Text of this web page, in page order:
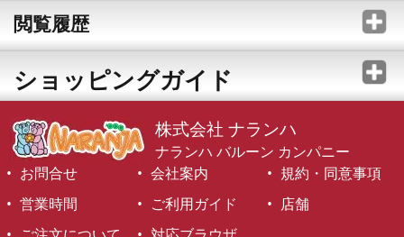
閲覧履歴
ショッピングガイド
株式会社 ナランハ
ナランハ バルーン カンパニー
お問合せ
会社案内
規約・同意事項
営業時間
ご利用ガイド
店舗